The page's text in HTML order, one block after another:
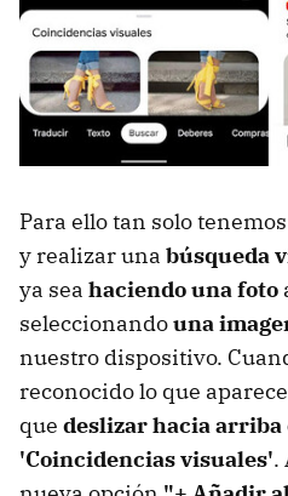
Para ello tan solo
y realizar una búsqueda
ya sea haciendo una foto
seleccionandouna
nuestro dispositivo.
reconocido lo que
que deslizar hacia arriba
'Coincidencias visuales'.